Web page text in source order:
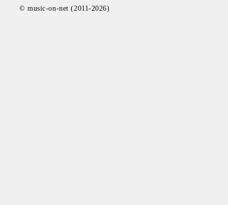
© music-on-net (2011-2026)